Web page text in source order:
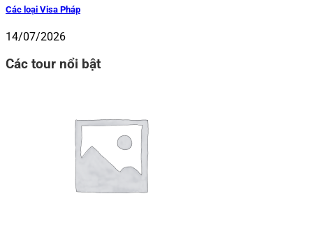
Các loại Visa Pháp
14/07/2026
Các tour nổi bật